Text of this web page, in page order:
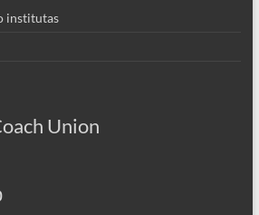
institutas
Union